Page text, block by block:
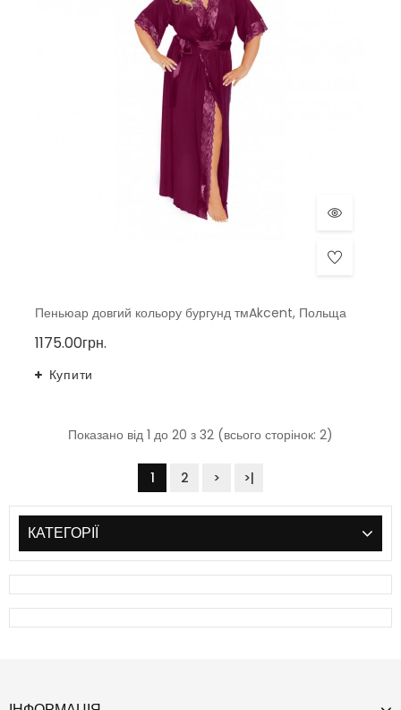
Пеньюар довгий кольору бургунд тмAkcent, Польща
1175.00грн.
Купити
Показано від 1 до 20 з 32 (всього сторінок: 2)
1 2 > >|
КАТЕГОРІЇ